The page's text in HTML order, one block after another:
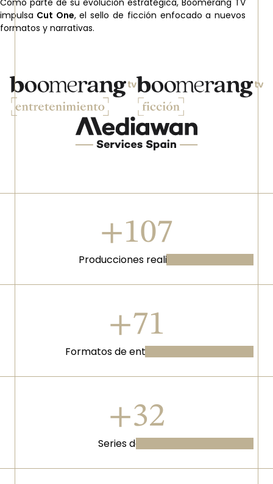
impulsa Cut One, el sello de ficción enfocado a nuevos
formatos y narrativas.
Imagen Imagen
Imagen
+138
Producciones realizadas
+91
Formatos de entretenimiento
+41
Series de ficción